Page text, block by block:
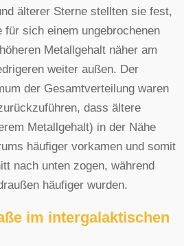
älterer Sterne stellten sie fest,
für sich einem ungebrochenen
Metallgehalt näher am
weiter außen. Der
der Gesamtverteilung waren
dass ältere
Metallgehalt) in der Nähe
häufiger vorkamen und somit
nach unten zogen, während
häufiger wurden.
im intergalaktischen